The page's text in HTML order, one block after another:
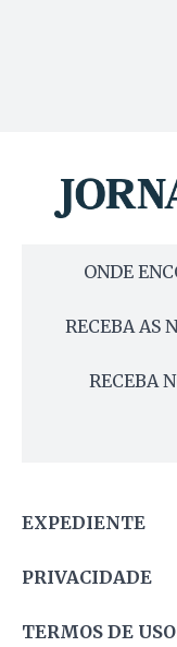
ONDE
RECEBA AS
RECEBA
EXPEDIENTE
PRIVACIDADE
TERMOS DE USO